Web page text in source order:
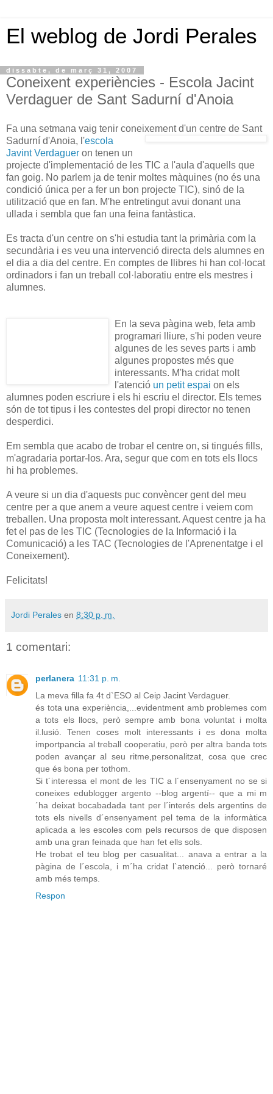
El weblog de Jordi Perales
dissabte, de març 31, 2007
Coneixent experiències - Escola Jacint
Verdaguer de Sant Sadurní d'Anoia
Fa una setmana vaig tenir coneixement d'un centre de Sant
Sadurní d'Anoia, l'escola
Javint Verdaguer on tenen un
projecte d'implementació de les TIC a l'aula d'aquells que
fan goig. No parlem ja de tenir moltes màquines (no és una
condició única per a fer un bon projecte TIC), sinó de la
utilització que en fan. M'he entretingut avui donant una
ullada i sembla que fan una feina fantàstica.
Es tracta d'un centre on s'hi estudia tant la primària com la
secundària i es veu una intervenció directa dels alumnes en
el dia a dia del centre. En comptes de llibres hi han col·locat
ordinadors i fan un treball col·laboratiu entre els mestres i
alumnes.
En la seva pàgina web, feta amb
programari lliure, s'hi poden veure
algunes de les seves parts i amb
algunes propostes més que
interessants. M'ha cridat molt
l'atenció un petit espai on els
alumnes poden escriure i els hi escriu el director. Els temes
són de tot tipus i les contestes del propi director no tenen
desperdici.
Em sembla que acabo de trobar el centre on, si tingués fills,
m'agradaria portar-los. Ara, segur que com en tots els llocs
hi ha problemes.
A veure si un dia d'aquests puc convèncer gent del meu
centre per a que anem a veure aquest centre i veiem com
treballen. Una proposta molt interessant. Aquest centre ja ha
fet el pas de les TIC (Tecnologies de la Informació i la
Comunicació) a les TAC (Tecnologies de l'Aprenentatge i el
Coneixement).
Felicitats!
Jordi Perales en 8:30 p. m.
1 comentari:
perlanera 11:31 p. m.
La meva filla fa 4t d`ESO al Ceip Jacint Verdaguer.
és tota una experiència,...evidentment amb problemes com
a tots els llocs, però sempre amb bona voluntat i molta
il.lusió. Tenen coses molt interessants i es dona molta
importpancia al treball cooperatiu, però per altra banda tots
poden avançar al seu ritme,personalitzat, cosa que crec
que és bona per tothom.
Si t´interessa el mont de les TIC a l´ensenyament no se si
coneixes edublogger argento --blog argentí-- que a mi m
´ha deixat bocabadada tant per l´interés dels argentins de
tots els nivells d´ensenyament pel tema de la informàtica
aplicada a les escoles com pels recursos de que disposen
amb una gran feinada que han fet ells sols.
He trobat el teu blog per casualitat... anava a entrar a la
pàgina de l´escola, i m´ha cridat l`atenció... però tornaré
amb més temps.
Respon